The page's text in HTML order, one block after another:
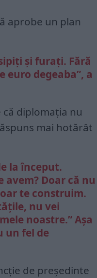
aprobe un plan
și furați. Fără
euro degeaba”, a
diplomația nu
mai hotărât
la început.
avem? Doar că nu
te construim.
nu vei
noastre.” Așa
un fel de
de președinte